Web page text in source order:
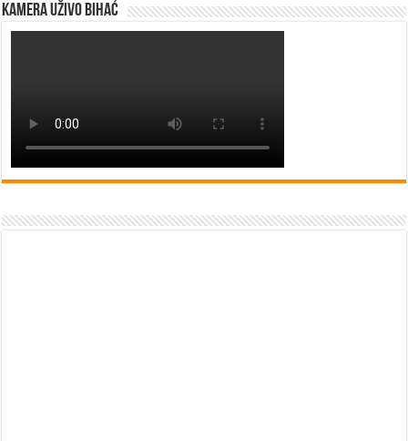
Kamera uživo Bihać